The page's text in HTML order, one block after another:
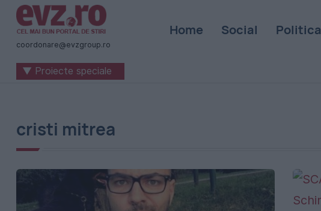
Știri
naționale
internaționale
România
-
coordonare@evzgroup.ro
Home Social Politica
▼ Proiecte speciale
cristi mitrea